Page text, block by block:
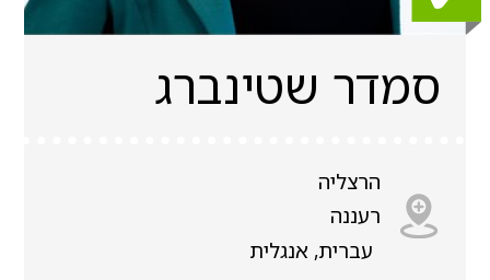
סמדר שטינברג
הרצליה
רעננה
עברית, אנגלית